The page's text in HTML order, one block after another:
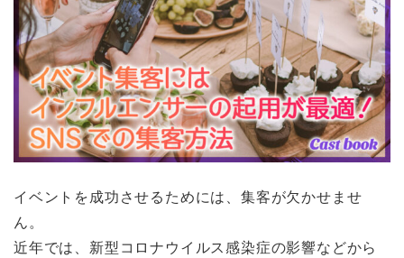
イベントを成功させるためには、集客が欠かせませ
ん。
近年では、新型コロナウイルス感染症の影響などから